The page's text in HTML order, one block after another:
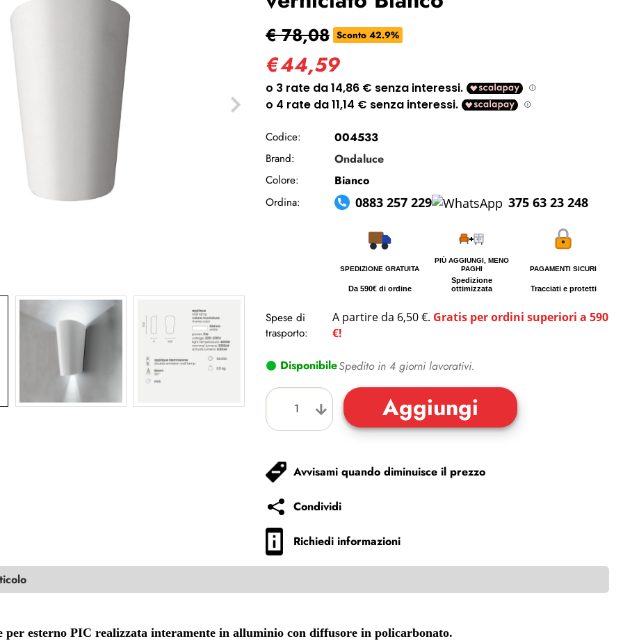
Hai perso la password?
€ 78,08 Sconto 42.9%
€44,59
Codice: 004533
Brand: Ondaluce
Colore: Bianco
Ordina: 0883 257 229 375 63 23 248
SPEDIZIONE GRATUITA
Da 590€ di ordine
PIÙ AGGIUNGI, MENO
PAGHI
Spedizione
ottimizzata
PAGAMENTI SICURI
Tracciati e protetti
Spese di
trasporto:
A partire da 6,50 €. Gratis per ordini superiori a 590
€!
DisponibileSpedito in 4 giorni lavorativi.
Avvisami quando diminuisce il prezzo
Condividi
Richiedi informazioni
per esterno PIC realizzata interamente in alluminio con diffusore in policarbonato.